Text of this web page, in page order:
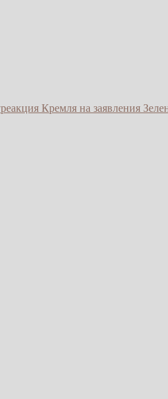
реакция Кремля на заявления